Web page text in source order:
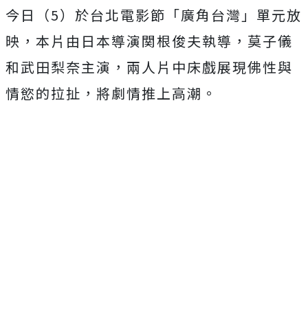
今日（5）於台北電影節「廣角台灣」單元放
映， 本片由日本導演関根俊夫執導，莫子儀
和武田梨奈主演， 兩人片中床戲展現佛性與
情慾的拉扯，將劇情推上高潮。